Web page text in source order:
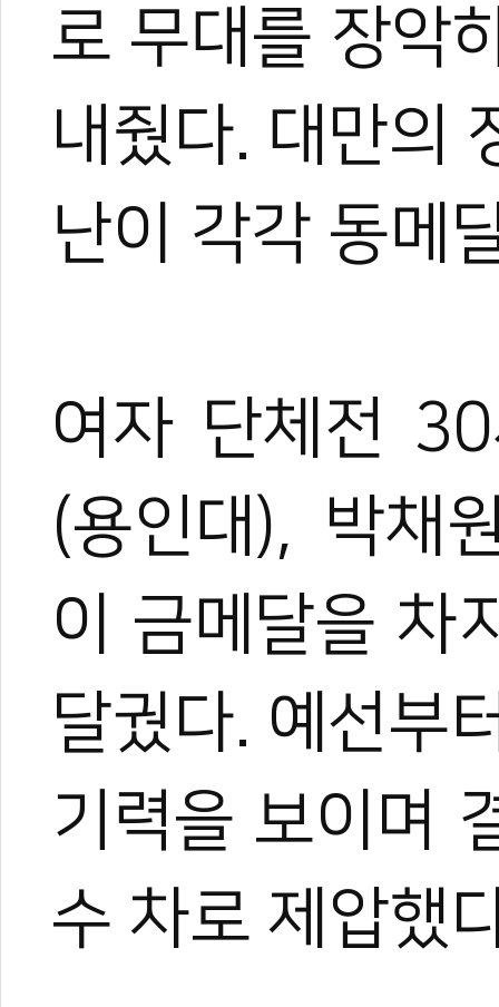
로 무대를 장악
내줬다. 대만의
난이 각각 동메
여자 단체전
(용인대), 박채
이 금메달을 차
달궜다. 예선부
기력을 보이며
수 차로 제압했